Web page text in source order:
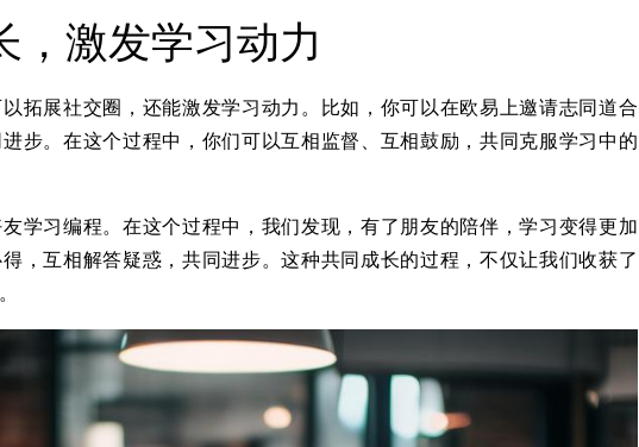
，激发学习动力
拓展社交圈，还能激发学习动力。比如，你可以在欧易上邀请志同道合
步。在这个过程中，你们可以互相监督、互相鼓励，共同克服学习中的
学习编程。在这个过程中，我们发现，有了朋友的陪伴，学习变得更加
，互相解答疑惑，共同进步。这种共同成长的过程，不仅让我们收获了